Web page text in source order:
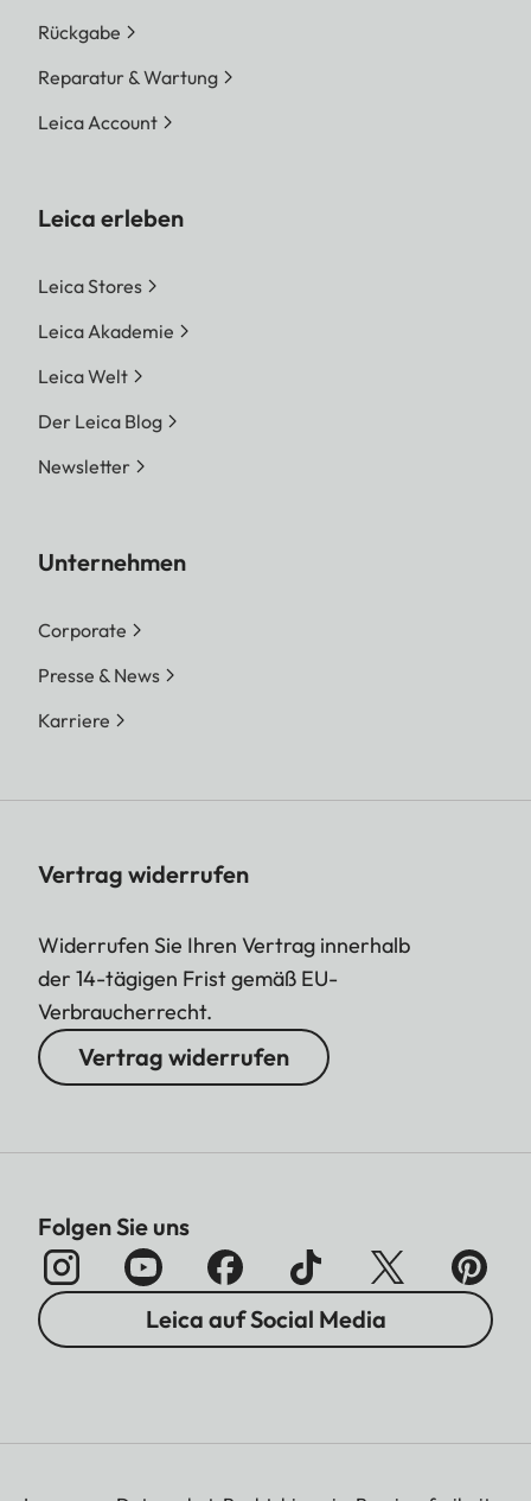
Rückgabe
Reparatur & Wartung
Leica Account
Leica erleben
Leica Stores
Leica Akademie
Leica Welt
Der Leica Blog
Newsletter
Unternehmen
Corporate
Presse & News
Karriere
Vertrag widerrufen
Widerrufen Sie Ihren Vertrag innerhalb
der 14-tägigen Frist gemäß EU-
Verbraucherrecht.
Vertrag widerrufen
Folgen Sie uns
Leica auf Social Media